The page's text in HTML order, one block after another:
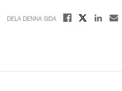
DELA DENNA SIDA Dela på Facebook
Dela på X
Dela på